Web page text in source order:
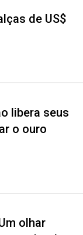
de US$
libera seus
o ouro
olhar